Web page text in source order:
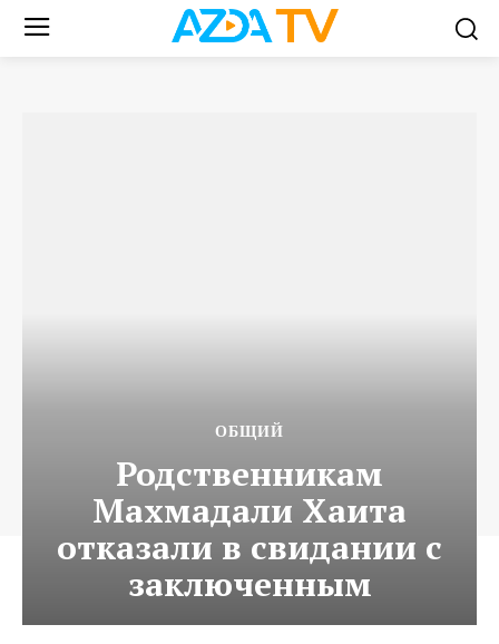
ОБЩИЙ
Родственникам
Махмадали Хаита
отказали в свидании с
заключенным